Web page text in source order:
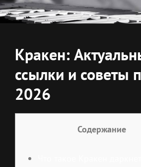
Кракен:
ссылки и советы
2026
Содержание